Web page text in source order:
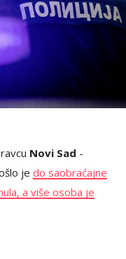
Novi Sad -
je do saobraćajne
a više osoba je